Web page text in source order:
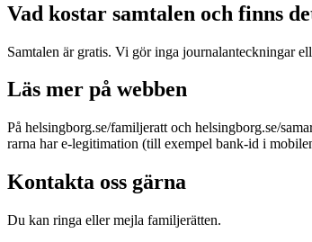
Vad kostar samtalen och finns
Samtalen är gratis. Vi gör inga journalanteckningar
Läs mer på webben
På helsingborg.se/familjeratt och helsingborg.se/
rarna har e-legitimation (till exempel bank-id i
Kontakta oss gärna
Du kan ringa eller mejla familjerätten.